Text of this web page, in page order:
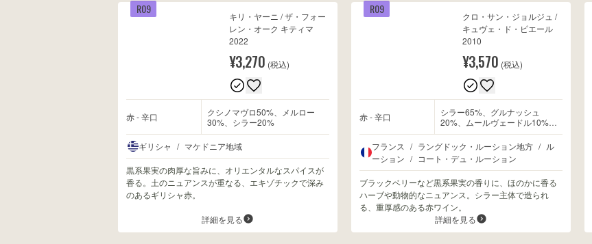
R09
キリ・ヤーニ / ザ・フォー
レン・オーク キティマ
2022
¥3,270 (税込)
赤 - 辛口
クシノマヴロ50%、メルロー
30%、シラー20%
ギリシャ / マケドニア地域
黒系果実の肉厚な旨みに、オリエンタルなスパイスが
香る。土のニュアンスが重なる、エキゾチックで深み
のあるギリシャ赤。
詳細を見る
R09
クロ・サン・ジョルジュ /
キュヴェ・ド・ピエール
2010
¥3,570 (税込)
赤 - 辛口
シラー65%、グルナッシュ
20%、ムールヴェードル10%、
カリニャン5%
フランス / ラングドック・ルーション地方 / ル
ーション / コート・デュ・ルーション
ブラックベリーなど黒系果実の香りに、ほのかに香る
ハーブや動物的なニュアンス。シラー主体で造られ
る、重厚感のある赤ワイン。
詳細を見る